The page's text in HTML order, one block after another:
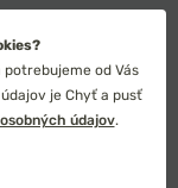
od Vás
je Chyť a pusť
údajov.